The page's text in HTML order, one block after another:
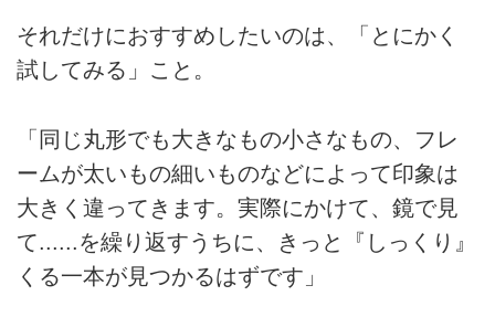
それだけにおすすめしたいのは、「とにかく
試してみる」こと。
「同じ丸形でも大きなもの小さなもの、フレ
ームが太いもの細いものなどによって印象は
大きく違ってきます。実際にかけて、鏡で見
て......を繰り返すうちに、きっと『しっくり』
くる一本が見つかるはずです」